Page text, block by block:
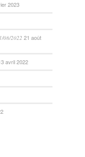
2023
08/2022 21 août
avril 2022